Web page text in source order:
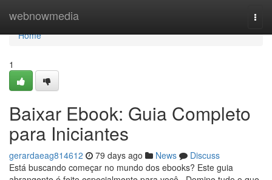
webnowmedia
Home
Home
1
Baixar Ebook: Guia Completo
para Iniciantes
gerardaeag814612 79 days ago News
Discuss
Está buscando começar no mundo dos ebooks? Este guia